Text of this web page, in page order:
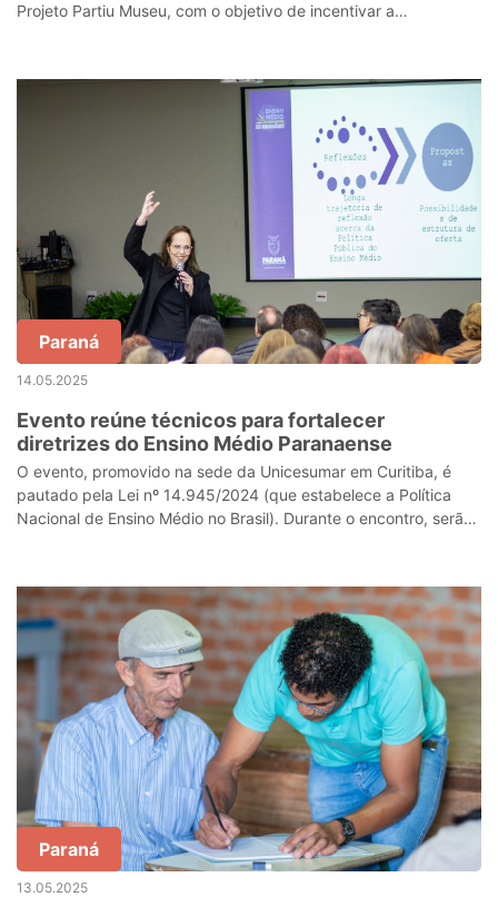
Projeto Partiu Museu, com o objetivo de incentivar a
Paraná
14.05.2025
Evento reúne técnicos para fortalecer
diretrizes do Ensino Médio Paranaense
O evento, promovido na sede da Unicesumar em Curitiba, é
pautado pela Lei nº 14.945/2024 (que estabelece a Política
Nacional de Ensino Médio no Brasil). Durante o encontro, serão
Paraná
13.05.2025